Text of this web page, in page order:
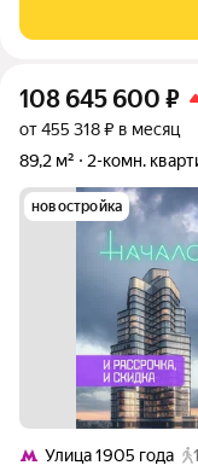
Квартира
108 645 600 ₽
от 455 318 ₽ в месяц
89,2 м²
2-комн.
новостройка
Улица 1905 года